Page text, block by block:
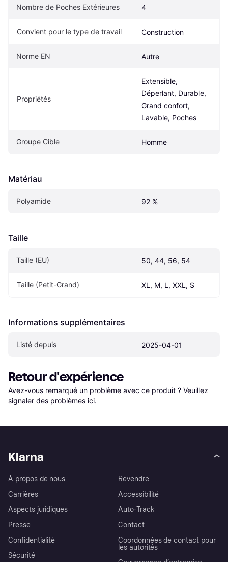
Nombre de Poches Extérieures 4
Convient pour le type de travail Construction
Norme EN Autre
Propriétés
Extensible,
Déperlant, Durable,
Grand confort,
Lavable, Poches
Groupe Cible Homme
Matériau
Polyamide 92 %
Taille
Taille (EU) 50, 44, 56, 54
Taille (Petit-Grand) XL, M, L, XXL, S
Informations supplémentaires
Listé depuis 2025-04-01
Retour d'expérience
Avez-vous remarqué un problème avec ce produit ? Veuillez
signaler des problèmes ici.
Klarna
À propos de nous
Carrières
Aspects juridiques
Presse
Confidentialité
Sécurité
Revendre
Accessibilité
Auto-Track
Contact
Coordonnées de contact pour
les autorités